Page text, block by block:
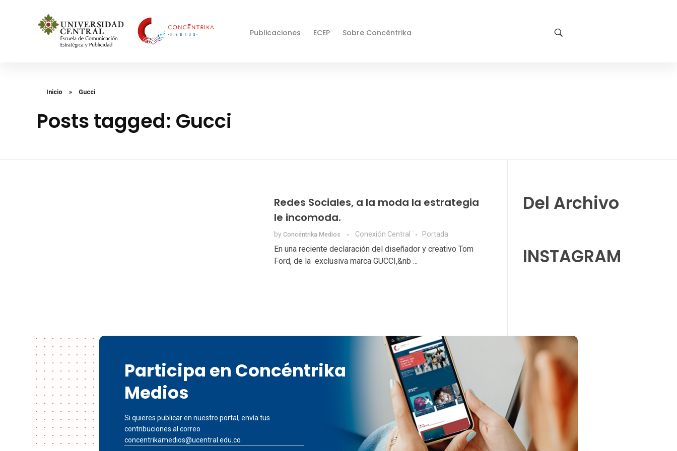
Publicaciones ECEP Sobre Concéntrika
Inicio » Gucci
Posts tagged: Gucci
Redes Sociales, a la moda la estrategia
le incomoda.
by Concéntrika Medios Conexión Central Portada
En una reciente declaración del diseñador y creativo Tom
Ford, de la exclusiva marca GUCCI,&nb ...
Del Archivo
INSTAGRAM
Participa en Concéntrika
Medios
Si quieres publicar en nuestro portal, envía tus
contribuciones al correo
concentrikamedios@ucentral.edu.co